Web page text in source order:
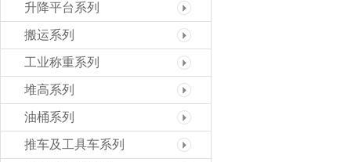
升降平台系列
搬运系列
工业称重系列
堆高系列
油桶系列
推车及工具车系列